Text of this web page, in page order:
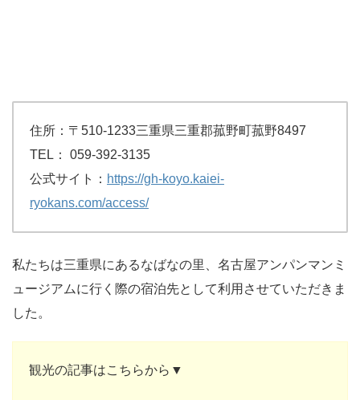
住所：〒510-1233三重県三重郡菰野町菰野8497
TEL： 059-392-3135
公式サイト： https://gh-koyo.kaiei-
ryokans.com/access/
私たちは三重県にあるなばなの里、名古屋アンパンマンミ
ュージアムに行く際の宿泊先として利用させていただきま
した。
観光の記事はこちらから▼